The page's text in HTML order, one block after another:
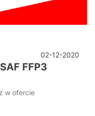
02-12-2020
FFP3
w ofercie